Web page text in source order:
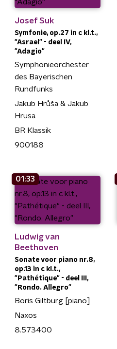
Josef Suk
Symfonie, op.27 in c kl.t.,
"Asrael" - deel IV,
"Adagio"
Symphonieorchester
des Bayerischen
Rundfunks
Jakub Hrůša & Jakub
Hrusa
BR Klassik
900188
01:33
Ludwig van
Beethoven
Sonate voor piano nr.8,
op.13 in c kl.t.,
"Pathétique" - deel III,
"Rondo. Allegro"
Boris Giltburg [piano]
Naxos
8.573400